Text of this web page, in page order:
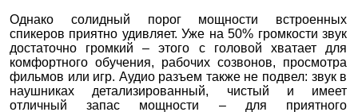
Однако солидный порог мощности встроенных
спикеров приятно удивляет. Уже на 50% громкости звук
достаточно громкий – этого с головой хватает для
комфортного обучения, рабочих созвонов, просмотра
фильмов или игр. Аудио разъем также не подвел: звук в
наушниках детализированный, чистый и имеет
отличный запас мощности – для приятного